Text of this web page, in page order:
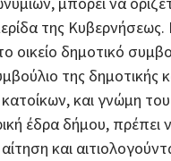
της Κυβερνήσεως.
οικείο δημοτικό
της δημοτικής
και γνώμη
έδρα δήμου, πρέπει
και